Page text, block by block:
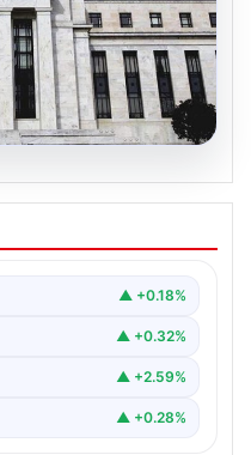
▲ +0.18%
▲ +0.32%
▲ +2.59%
▲ +0.28%